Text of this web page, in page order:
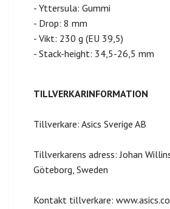
- Yttersula: Gummi
- Drop: 8 mm
- Vikt: 230 g (EU 39,5)
- Stack-height: 34,5-26,5 mm
TILLVERKARINFORMATION
Tillverkare: Asics Sverige AB
Tillverkarens adress: Johan
Göteborg, Sweden
Kontakt tillverkare: